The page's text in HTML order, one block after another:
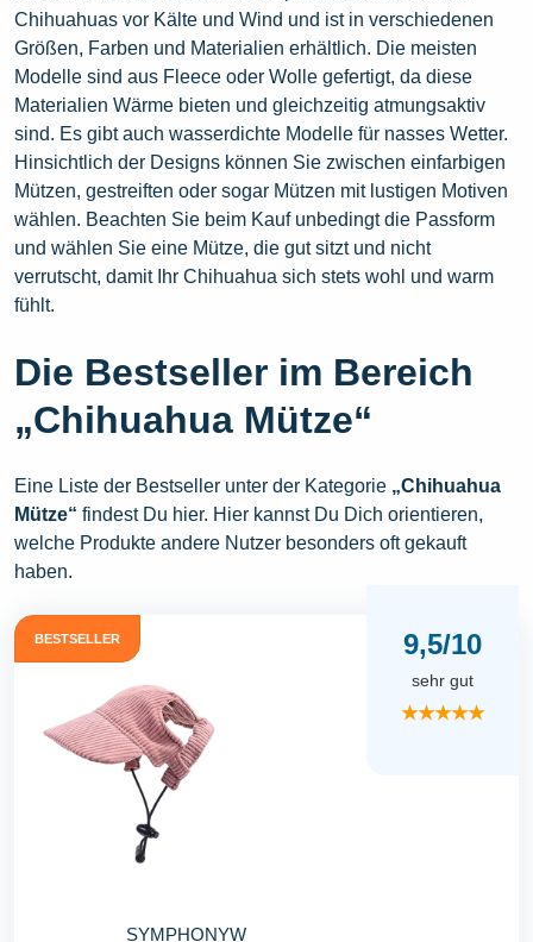
Chihuahuas vor Kälte und Wind und ist in verschiedenen
Größen, Farben und Materialien erhältlich. Die meisten
Modelle sind aus Fleece oder Wolle gefertigt, da diese
Materialien Wärme bieten und gleichzeitig atmungsaktiv
sind. Es gibt auch wasserdichte Modelle für nasses Wetter.
Hinsichtlich der Designs können Sie zwischen einfarbigen
Mützen, gestreiften oder sogar Mützen mit lustigen Motiven
wählen. Beachten Sie beim Kauf unbedingt die Passform
und wählen Sie eine Mütze, die gut sitzt und nicht
verrutscht, damit Ihr Chihuahua sich stets wohl und warm
fühlt.
Die Bestseller im Bereich
„Chihuahua Mütze“
Eine Liste der Bestseller unter der Kategorie „Chihuahua
Mütze“ findest Du hier. Hier kannst Du Dich orientieren,
welche Produkte andere Nutzer besonders oft gekauft
haben.
BESTSELLER
SYMPHONYW
9,5/10
sehr gut
★★★★★